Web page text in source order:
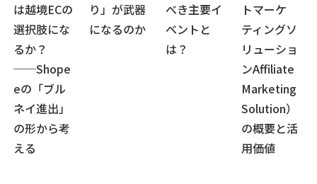
は越境ECの
選択肢にな
るか？
──Shope
eの「ブル
ネイ進出」
の形から考
える
り」が武器
になるのか
べき主要イ
ベントと
は？
トマーケ
ティングソ
リューショ
ンAffiliate
Marketing
Solution）
の概要と活
用価値